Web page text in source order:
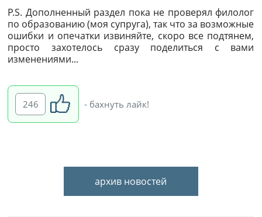
P.S. Дополненный раздел пока не проверял филолог
по образованию (моя супруга), так что за возможные
ошибки и опечатки извиняйте, скоро все подтянем,
просто захотелось сразу поделиться с вами
изменениями...
246 - бахнуть лайк!
архив новостей